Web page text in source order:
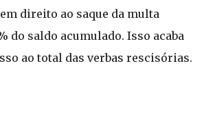
direito ao saque da multa
do saldo acumulado. Isso acaba
ao total das verbas rescisórias.